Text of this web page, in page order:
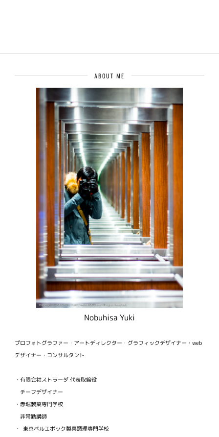
ABOUT ME
Nobuhisa Yuki
プロフォトグラファー・アートディレクター・グラフィックデザイナー・web
デザイナー・コンサルタント
・有限会社ストラーダ 代表取締役
チーフデザイナー
・赤堀製菓専門学校
非常勤講師
・ 東京ベルエポック製菓調理専門学校